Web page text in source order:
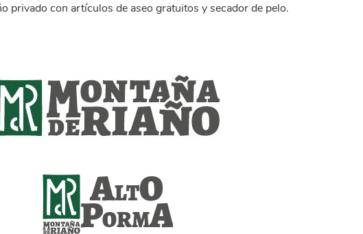
privado con artículos de aseo gratuitos y secador de pelo.